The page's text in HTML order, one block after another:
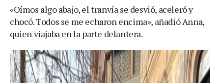
«Oímos algo abajo, el tranvía se desvió, aceleró y
chocó. Todos se me echaron encima», añadió Anna,
quien viajaba en la parte delantera.